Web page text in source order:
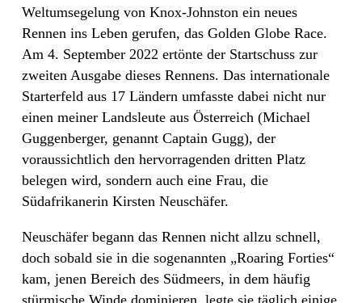
Weltumsegelung von Knox-Johnston ein neues
Rennen ins Leben gerufen, das Golden Globe Race.
Am 4. September 2022 ertönte der Startschuss zur
zweiten Ausgabe dieses Rennens. Das internationale
Starterfeld aus 17 Ländern umfasste dabei nicht nur
einen meiner Landsleute aus Österreich (Michael
Guggenberger, genannt Captain Gugg), der
voraussichtlich den hervorragenden dritten Platz
belegen wird, sondern auch eine Frau, die
Südafrikanerin Kirsten Neuschäfer.
Neuschäfer begann das Rennen nicht allzu schnell,
doch sobald sie in die sogenannten „Roaring Forties“
kam, jenen Bereich des Südmeers, in dem häufig
stürmische Winde dominieren, legte sie täglich einige